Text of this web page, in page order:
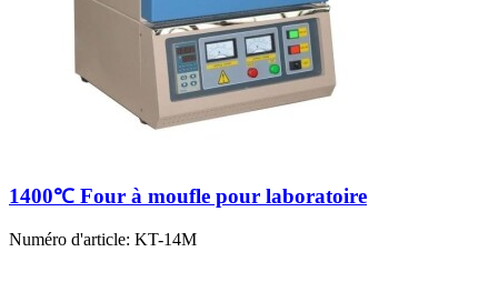
1400℃ Four à moufle pour laboratoire
Numéro d'article: KT-14M